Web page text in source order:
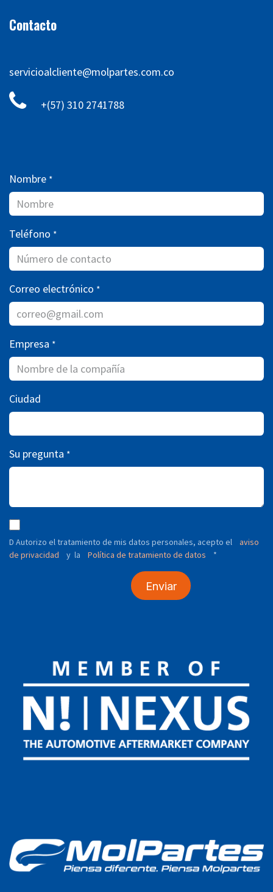
Contacto
servicioalcliente@molpartes.com.co
+(57) 310 2741788
Nombre *
Teléfono *
Correo electrónico *
Empresa *
Ciudad
Su pregunta *
D Autorizo ​​el tratamiento de mis datos personales, acepto el
aviso
de privacidad
y la Política de tratamiento de datos *
Enviar